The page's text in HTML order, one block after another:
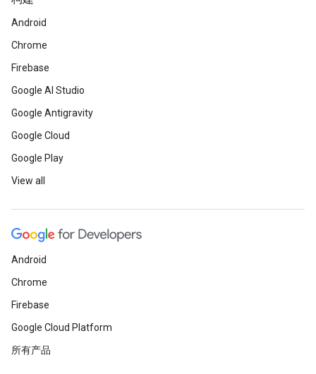
Android
Chrome
Firebase
Google AI Studio
Google Antigravity
Google Cloud
Google Play
View all
Android
Chrome
Firebase
Google Cloud Platform
所有产品